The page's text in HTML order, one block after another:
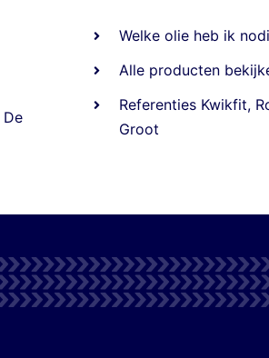
De
Welke olie heb ik
Alle producten
Referenties Kwikfit,
Groot